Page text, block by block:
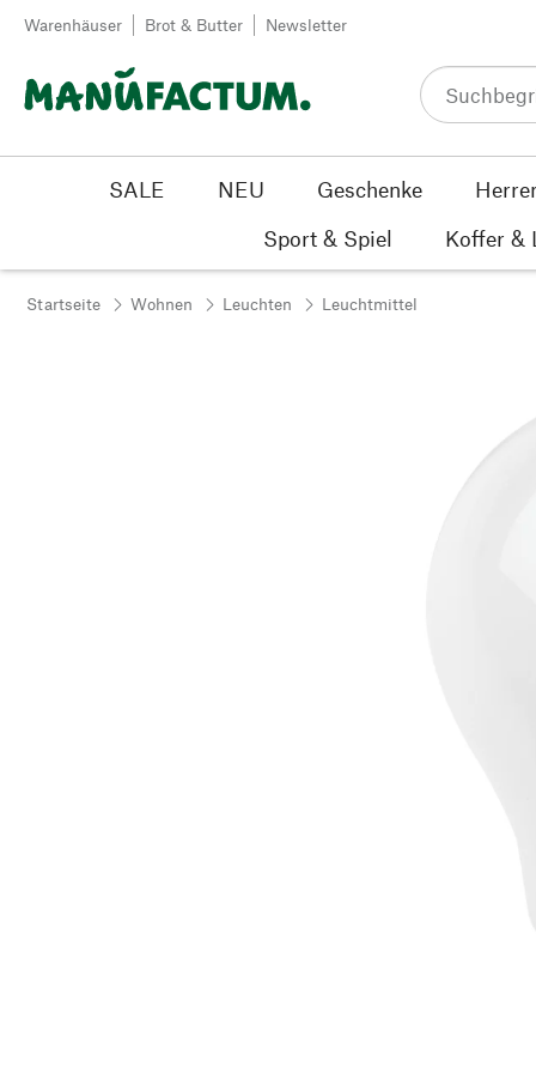
Zum Inhalt springen
Warenhäuser Brot & Butter Newsletter
SALE NEU Geschenke
Sport & Spiel
Koffer &
Startseite Wohnen Leuchten Leuchtmittel